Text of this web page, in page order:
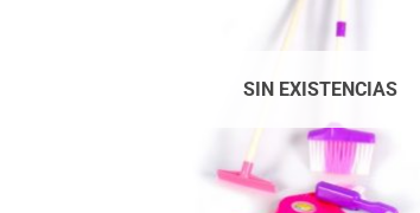
SIN EXISTENCIAS